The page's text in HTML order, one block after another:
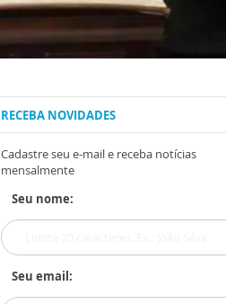
RECEBA NOVIDADES
Cadastre seu e-mail e receba notícias
mensalmente
Seu nome:
Seu email: